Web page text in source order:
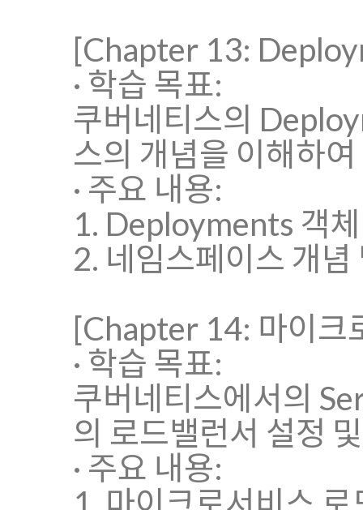
[Chapter 13:
· 학습 목표:
쿠버네티스의
스의 개념을 이해하
· 주요 내용:
1. Deployments 객
2. 네임스페이스 개
[Chapter 14: 마이크
· 학습 목표:
쿠버네티스에서의
의 로드밸런서 설정
· 주요 내용: